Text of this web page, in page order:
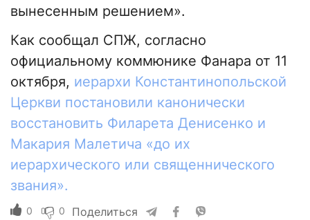
вынесенным решением».
Как сообщал СПЖ, согласно
официальному коммюнике Фанара от 11
октября, иерархи Константинопольской
Церкви постановили канонически
восстановить Филарета Денисенко и
Макария Малетича «до их
иерархического или священнического
звания».
0 0 Поделиться